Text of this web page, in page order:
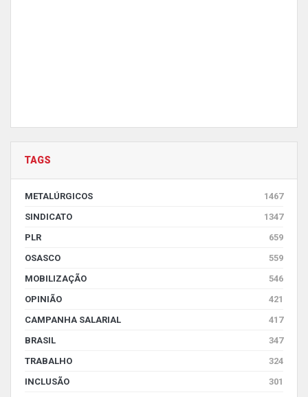
TAGS
METALÚRGICOS
1467
SINDICATO
1347
PLR
659
OSASCO
559
MOBILIZAÇÃO
546
OPINIÃO
421
CAMPANHA SALARIAL
417
BRASIL
347
TRABALHO
324
INCLUSÃO
301